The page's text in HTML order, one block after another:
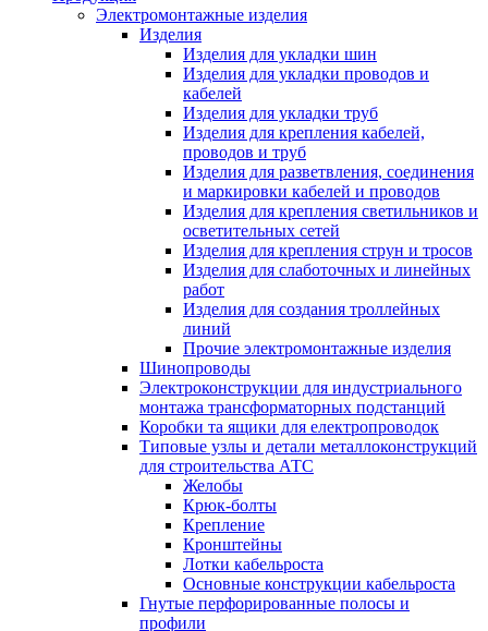
Электромонтажные изделия
Изделия
Изделия для укладки шин
Изделия для укладки проводов и
кабелей
Изделия для укладки труб
Изделия для крепления кабелей,
проводов и труб
Изделия для разветвления, соединения
и маркировки кабелей и проводов
Изделия для крепления светильников и
осветительных сетей
Изделия для крепления струн и тросов
Изделия для слаботочных и линейных
работ
Изделия для создания троллейных
линий
Прочие электромонтажные изделия
Шинопроводы
Электроконструкции для индустриального
монтажа трансформаторных подстанций
Коробки та ящики для електропроводок
Типовые узлы и детали металлоконструкций
для строительства АТС
Желобы
Крюк-болты
Крепление
Кронштейны
Лотки кабельроста
Основные конструкции кабельроста
Гнутые перфорированные полосы и
профили